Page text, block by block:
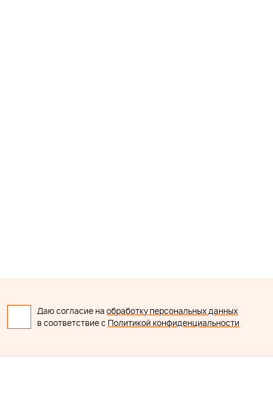
Даю согласие наобработку персональных данных
в соответствие с Политикой конфиденциальности